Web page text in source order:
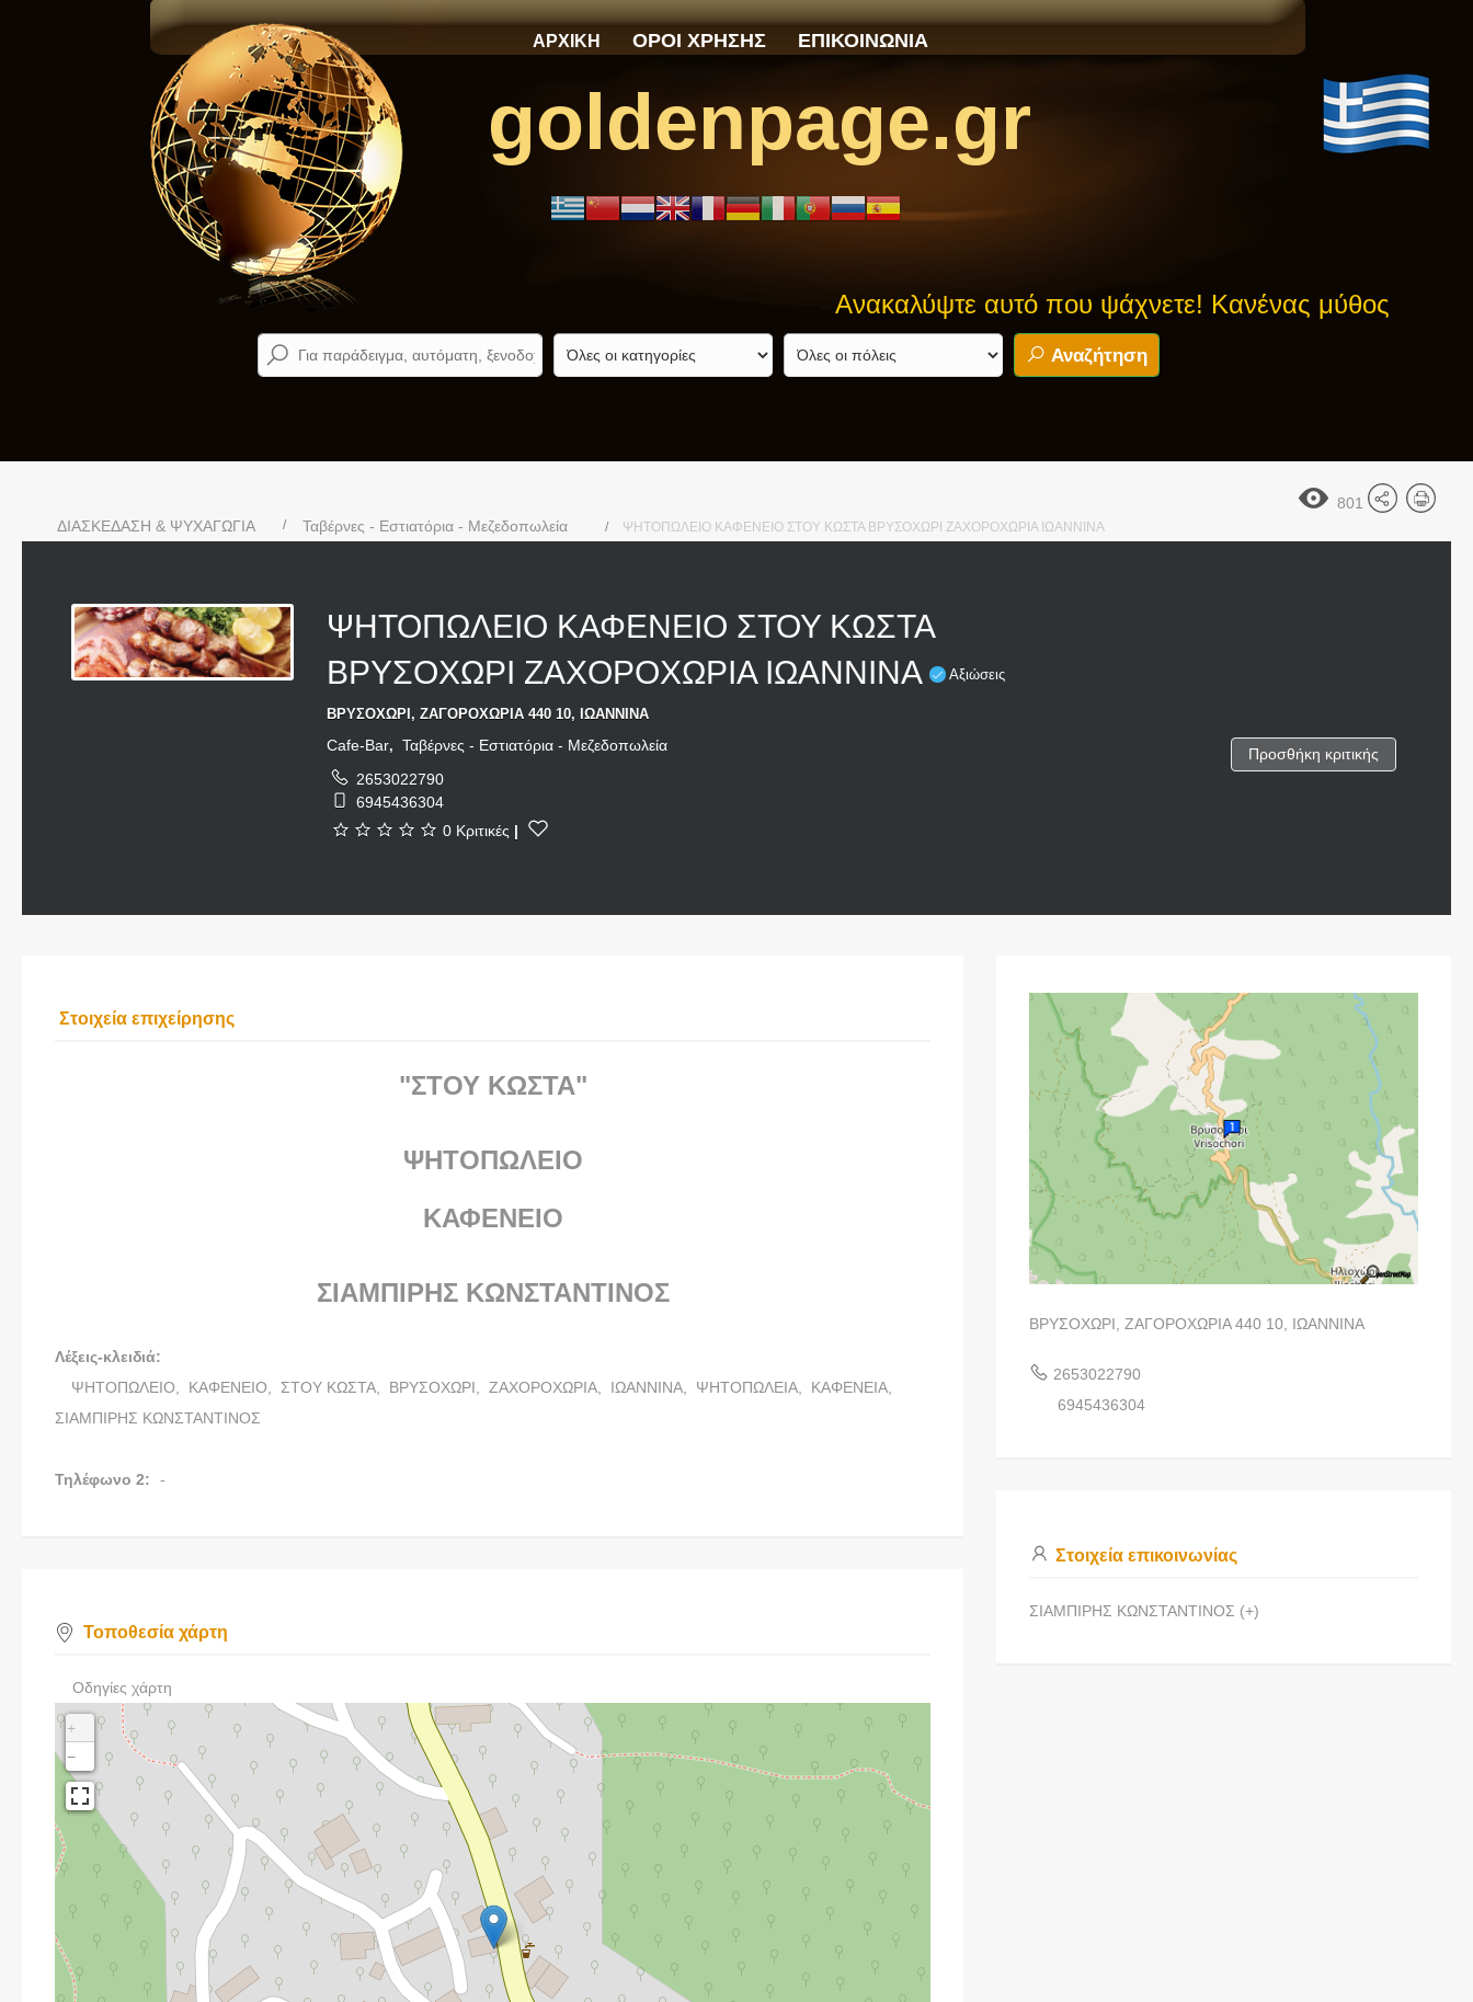
ΑΡΧΙΚΗ ΟΡΟΙ ΧΡΗΣΗΣ ΕΠΙΚΟΙΝΩΝΙΑ
goldenpage.gr
Ανακαλύψτε αυτό που ψάχνετε! Κανένας μύθος δεν είναι
Αναζήτηση
801
ΔΙΑΣΚΕΔΑΣΗ & ΨΥΧΑΓΩΓΙΑ
Ταβέρνες - Εστιατόρια - Μεζεδοπωλεία ΨΗΤΟΠΩΛΕΙΟ ΚΑΦΕΝΕΙΟ ΣΤΟΥ ΚΩΣΤΑ ΒΡΥΣΟΧΩΡΙ ΖΑΧΟΡΟΧΩΡΙΑ ΙΩΑΝΝΙΝΑ
ΨΗΤΟΠΩΛΕΙΟ ΚΑΦΕΝΕΙΟ ΣΤΟΥ ΚΩΣΤΑ
ΒΡΥΣΟΧΩΡΙ ΖΑΧΟΡΟΧΩΡΙΑ ΙΩΑΝΝΙΝΑ
Αξιώσεις
ΒΡΥΣΟΧΩΡΙ, ΖΑΓΟΡΟΧΩΡΙΑ 440 10, ΙΩΑΝΝΙΝΑ
Cafe-Bar,Ταβέρνες - Εστιατόρια - Μεζεδοπωλεία
2653022790
6945436304
0 Κριτικές |
Προσθήκη κριτικής
Στοιχεία επιχείρησης
"ΣΤΟΥ ΚΩΣΤΑ"
ΨΗΤΟΠΩΛΕΙΟ
ΚΑΦΕΝΕΙΟ
ΣΙΑΜΠΙΡΗΣ ΚΩΝΣΤΑΝΤΙΝΟΣ
Λέξεις-κλειδιά:
ΨΗΤΟΠΩΛΕΙΟ,
ΚΑΦΕΝΕΙΟ, ΣΤΟΥ ΚΩΣΤΑ, ΒΡΥΣΟΧΩΡΙ, ΖΑΧΟΡΟΧΩΡΙΑ, ΙΩΑΝΝΙΝΑ, ΨΗΤΟΠΩΛΕΙΑ,
ΚΑΦΕΝΕΙΑ,
ΣΙΑΜΠΙΡΗΣ ΚΩΝΣΤΑΝΤΙΝΟΣ
Τηλέφωνο 2: -
Τοποθεσία χάρτη
Οδηγίες χάρτη
+
−
ΒΡΥΣΟΧΩΡΙ, ΖΑΓΟΡΟΧΩΡΙΑ 440 10, ΙΩΑΝΝΙΝΑ
2653022790
6945436304
Στοιχεία επικοινωνίας
ΣΙΑΜΠΙΡΗΣ ΚΩΝΣΤΑΝΤΙΝΟΣ (+)